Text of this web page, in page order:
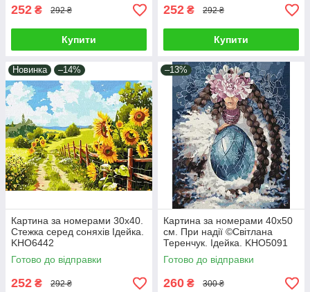
252 ₴ 292 ₴
Купити
252 ₴ 292 ₴
Купити
Новинка –14%
Картина за номерами 30х40.
Стежка серед соняхів Ідейка.
KHO6442
Готово до відправки
252 ₴ 292 ₴
–13%
Картина за номерами 40х50
см. При надії ©Світлана
Теренчук. Ідейка. KHO5091
Готово до відправки
260 ₴ 300 ₴